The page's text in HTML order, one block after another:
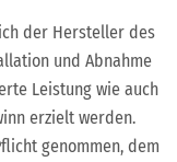
der Hersteller des
und Abnahme
Leistung wie auch
erzielt werden.
genommen, dem